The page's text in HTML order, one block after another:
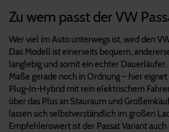
Zu wem passt der VW
Wer viel im Auto unterwegs ist, wird den
Das Modell ist einerseits bequem,
langlebig und somit ein echter Dauerläufer.
Maße gerade noch in Ordnung – hier
Plug-In-Hybrid mit rein elektrischem
über das Plus an Stauraum und
lassen sich selbstverständlich im großen
Empfehlenswert ist der Passat Variant